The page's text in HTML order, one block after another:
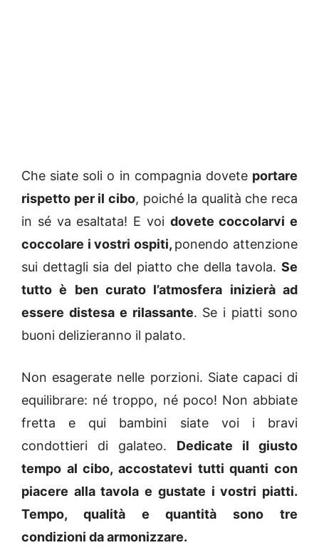
Che siate soli o in compagnia dovete portare
rispetto per il cibo, poiché la qualità che reca
in sé va esaltata! E voi dovete coccolarvi e
coccolare i vostri ospiti, ponendo attenzione
sui dettagli sia del piatto che della tavola. Se
tutto è ben curato l’atmosfera inizierà ad
essere distesa e rilassante. Se i piatti sono
buoni delizieranno il palato.
Non esagerate nelle porzioni. Siate capaci di
equilibrare: né troppo, né poco! Non abbiate
fretta e qui bambini siate voi i bravi
condottieri di galateo. Dedicate il giusto
tempo al cibo, accostatevi tutti quanti con
piacere alla tavola e gustate i vostri piatti.
Tempo, qualità e quantità sono tre
condizioni da armonizzare.